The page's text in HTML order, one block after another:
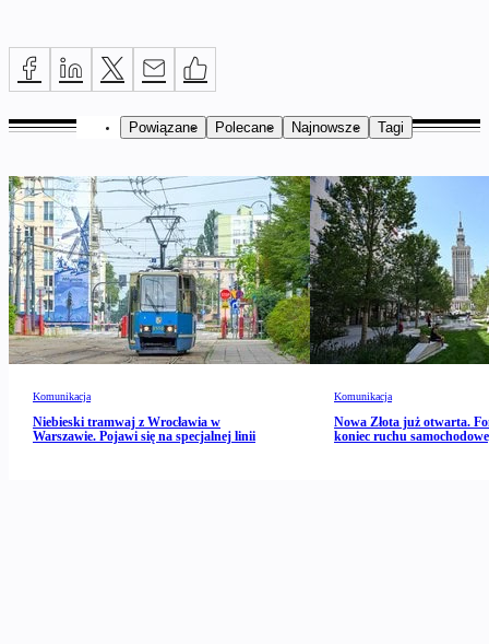
Powiązane Polecane Najnowsze Tagi
Komunikacja
Niebieski tramwaj z Wrocławia w
Warszawie. Pojawi się na specjalnej linii
Komunikacja
Nowa Złota już otwarta.
koniec ruchu